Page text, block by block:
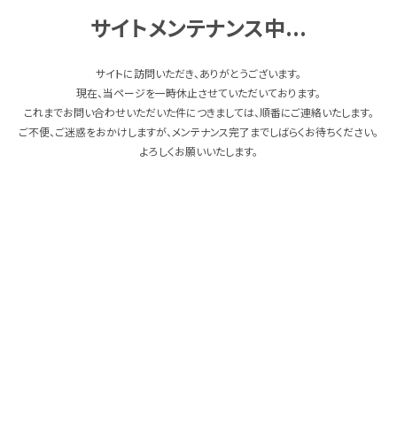
サイトメンテナンス中...
サイトに訪問いただき、ありがとうございます。
現在、当ページを一時休止させていただいております。
これまでお問い合わせいただいた件につきましては、順番にご連絡いたします。
ご不便、ご迷惑をおかけしますが、メンテナンス完了までしばらくお待ちください。
よろしくお願いいたします。